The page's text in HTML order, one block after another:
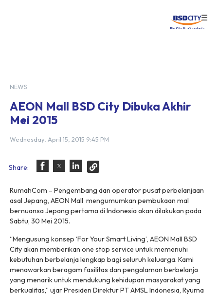
☰
NEWS
AEON Mall BSD City Dibuka Akhir
Mei 2015
Wednesday, April 15, 2015 9:45 PM
Share:
RumahCom – Pengembang dan operator pusat perbelanjaan
asal Jepang, AEON Mall mengumumkan pembukaan mal
bernuansa Jepang pertama di Indonesia akan dilakukan pada
Sabtu, 30 Mei 2015.
“Mengusung konsep ‘For Your Smart Living’, AEON Mall BSD
City akan memberikan one stop service untuk memenuhi
kebutuhan berbelanja lengkap bagi seluruh keluarga. Kami
menawarkan beragam fasilitas dan pengalaman berbelanja
yang menarik untuk mendukung kehidupan masyarakat yang
berkualitas,” ujar Presiden Direktur PT AMSL Indonesia, Ryuma